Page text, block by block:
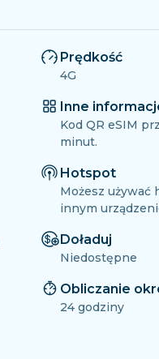
Prędkość
4G
Inne
Kod QR eSIM
minut.
Hotspot
Możesz używać
innym
Doładuj
Niedostępne
Obliczanie
24 godziny